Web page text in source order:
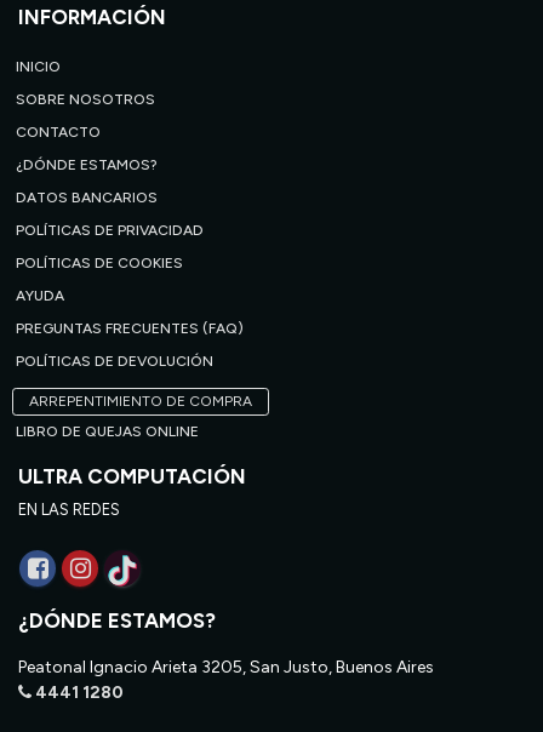
INFORMACIÓN
INICIO
SOBRE NOSOTROS
CONTACTO
¿DÓNDE ESTAMOS?
DATOS BANCARIOS
POLÍTICAS DE PRIVACIDAD
POLÍTICAS DE COOKIES
AYUDA
PREGUNTAS FRECUENTES (FAQ)
POLÍTICAS DE DEVOLUCIÓN
ARREPENTIMIENTO DE COMPRA
LIBRO DE QUEJAS ONLINE
ULTRA COMPUTACIÓN
EN LAS REDES
¿DÓNDE ESTAMOS?
Peatonal Ignacio Arieta 3205, San Justo, Buenos Aires
4441 1280